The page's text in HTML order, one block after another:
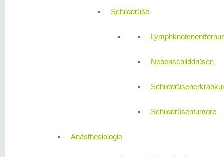
Schilddrüse
Nebenschilddrüsen
Schilddrüsentumore
Anästhesiologie